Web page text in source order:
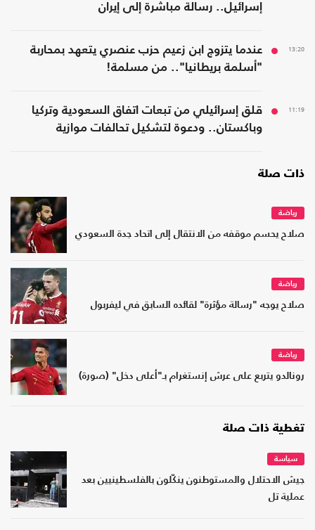
إسرائيل.. رسالة مباشرة إلى إيران
13:20
عندما يتزوج ابن زعيم حزب عنصري يتعهد بمحاربة
"أسلمة بريطانيا".. من مسلمة!
11:19
قلق إسرائيلي من تبعات اتفاق السعودية وتركيا
وباكستان.. ودعوة لتشكيل تحالفات موازية
ذات صلة
رياضة
صلاح يحسم موقفه من الانتقال إلى اتحاد جدة السعودي
رياضة
صلاح يوجه "رسالة مؤثرة" لقائده السابق في ليفربول
رياضة
رونالدو يتربع على عرش إنستغرام بـ"أعلى دخل" (صورة)
تغطية ذات صلة
سياسة
جيش الاحتلال والمستوطنون ينكّلون بالفلسطينيين بعد
عملية تل